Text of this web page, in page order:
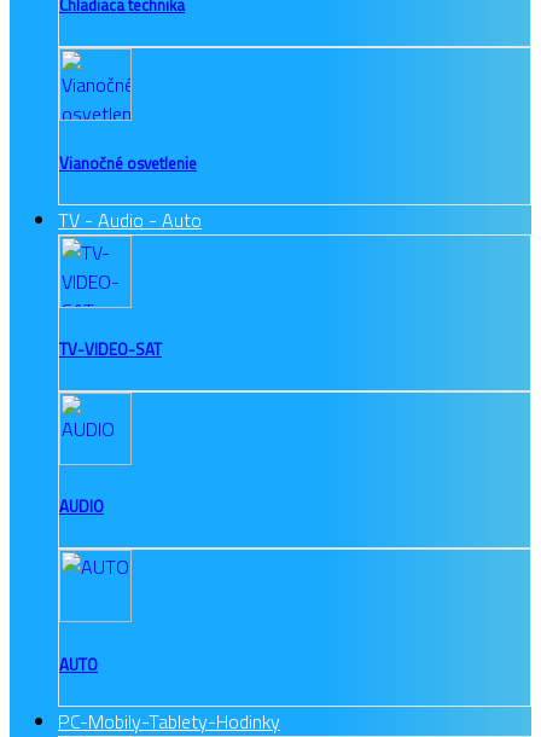
Chladiaca technika
Vianočné osvetlenie
TV - Audio - Auto
TV-VIDEO-SAT
AUDIO
AUTO
PC-Mobily-Tablety-Hodinky